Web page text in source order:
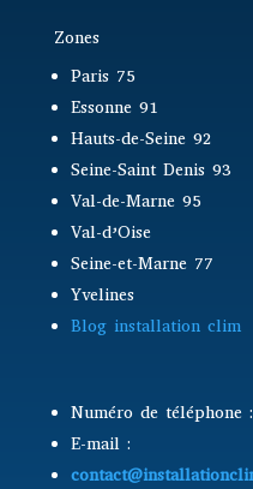
Zones
Paris 75
Essonne 91
Hauts-de-Seine 92
Seine-Saint Denis 93
Val-de-Marne 95
Val-d’Oise
Seine-et-Marne 77
Yvelines
Blog installation clim
Numéro de téléphone
E-mail :